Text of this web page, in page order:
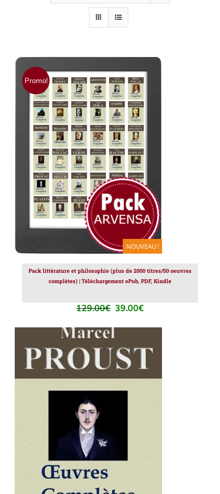
Promo!
NOUVEAU !
AJOUTER AU PANIER / DÉTAILS
Pack littérature et philosophie (plus de 2000 titres/50 oeuvres
complètes) | Téléchargement ePub, PDF, Kindle
129.00€ Le
initial
129.00€.
39.00€Le
actuel
39.00€.
AJOUTER AU PANIER